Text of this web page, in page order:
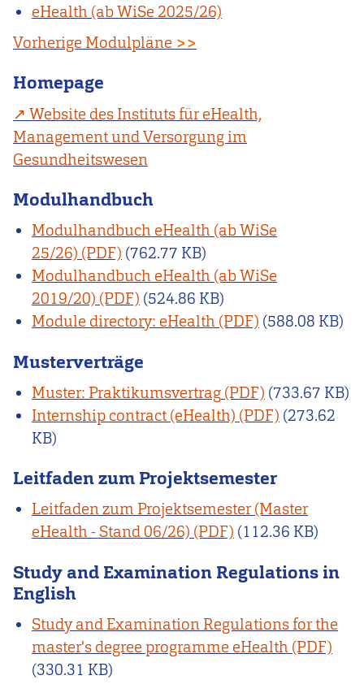
eHealth (ab WiSe 2025/26)
Vorherige Modulpläne >>
Homepage
Website des Instituts für eHealth,
Management und Versorgung im
Gesundheitswesen
Modulhandbuch
Modulhandbuch eHealth (ab WiSe
25/26)
(762.77 KB)
Modulhandbuch eHealth (ab WiSe
2019/20)
(524.86 KB)
Module directory: eHealth
(588.08 KB)
Musterverträge
Muster: Praktikumsvertrag
(733.67 KB)
Internship contract (eHealth)
(273.62
KB)
Leitfaden zum Projektsemester
Leitfaden zum Projektsemester (Master
eHealth - Stand 06/26)
(112.36 KB)
Study and Examination Regulations in
English
Study and Examination Regulations for the
master's degree programme eHealth
(330.31 KB)